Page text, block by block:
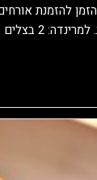
כתף חתוך לרצועות